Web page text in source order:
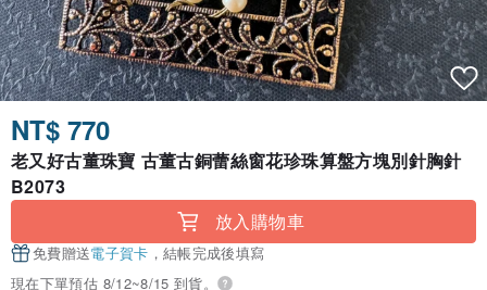
NT$ 770
老又好古董珠寶 古董古銅蕾絲窗花珍珠算盤方塊別針胸針
B2073
放入購物車
免費贈送電子賀卡 ，結帳完成後填寫
現在下單預估 8/12~8/15 到貨。